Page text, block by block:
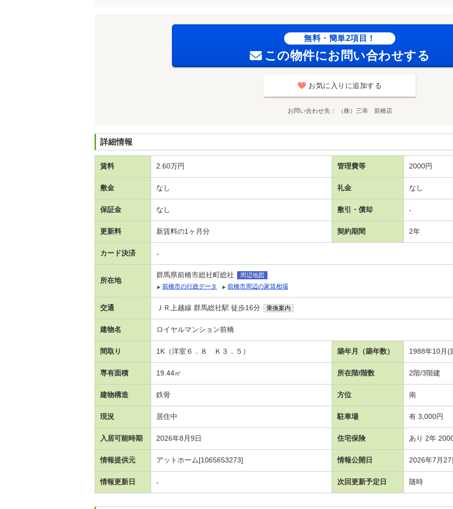
無料・簡単2項目！
この物件にお問い合わせする
お気に入りに追加する
お問い合わせ先 （株）三幸 前橋店
詳細情報
賃料 2.60万円 管理費等 2000円
敷金 なし 礼金 なし
保証金 なし 敷引・償却 -
更新料 新賃料の1ヶ月分 契約期間 2年
カード決済 -
所在地
群馬県前橋市総社町総社
周辺地図
前橋市の行政データ
前橋市周辺の家賃相場
交通 ＪＲ上越線 群馬総社駅 徒歩16分 乗換案内
建物名 ロイヤルマンション前橋
間取り 1K（洋室６．８ Ｋ３．５） 築年月（築年数） 1988年10月(
専有面積 19.44㎡ 所在階/階数 2階/3階建
建物構造 鉄骨 方位 南
現況 居住中 駐車場 有 3,000円
入居可能時期 2026年8月9日 住宅保険 あり 2年
情報提供元 アットホーム[1065653273] 情報公開日 2026年7月27
情報更新日 - 次回更新予定日 随時